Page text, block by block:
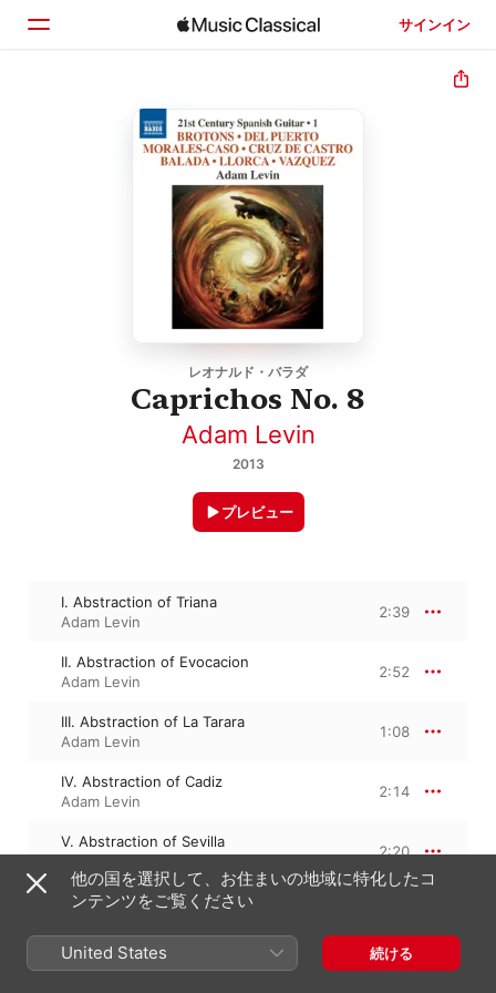
サインイン
見つける
レオナルド・バラダ
Caprichos No. 8
Adam Levin
2013
プレビュー
I. Abstraction of Triana
Adam Levin
2:39
II. Abstraction of Evocacion
Adam Levin
2:52
III. Abstraction of La Tarara
Adam Levin
1:08
IV. Abstraction of Cadiz
Adam Levin
2:14
V. Abstraction of Sevilla
2:20
2013年5月7日
5トラック、11分
℗ 2013 Naxos
他の国を選択して、お住まいの地域に特化したコ
ンテンツをご覧ください
United States 続ける